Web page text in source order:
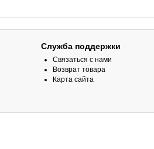
Служба поддержки
Связаться с нами
Возврат товара
Карта сайта